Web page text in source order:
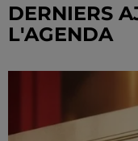
DERNIERS
L'AGENDA